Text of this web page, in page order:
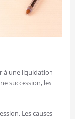
à une liquidation
succession, les
Les causes